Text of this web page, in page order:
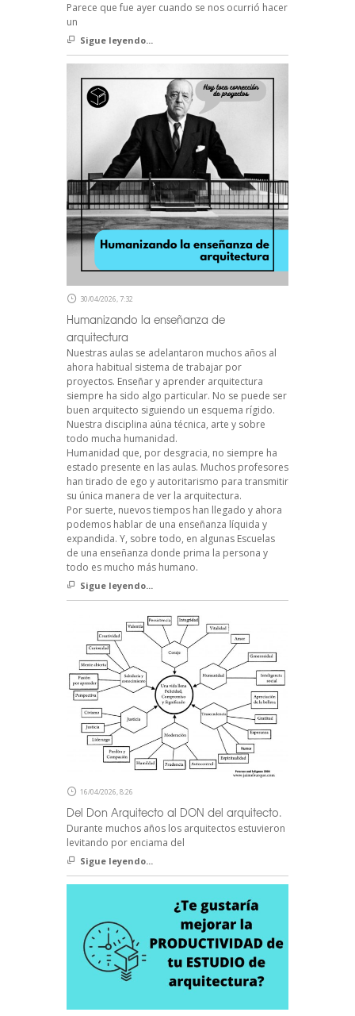
Parece que fue ayer cuando se nos ocurrió hacer
un
Sigue leyendo...
30/04/2026, 7:32
Humanizando la enseñanza de
arquitectura
Nuestras aulas se adelantaron muchos años al
ahora habitual sistema de trabajar por
proyectos. Enseñar y aprender arquitectura
siempre ha sido algo particular. No se puede ser
buen arquitecto siguiendo un esquema rígido.
Nuestra disciplina aúna técnica, arte y sobre
todo mucha humanidad.
Humanidad que, por desgracia, no siempre ha
estado presente en las aulas. Muchos profesores
han tirado de ego y autoritarismo para transmitir
su única manera de ver la arquitectura.
Por suerte, nuevos tiempos han llegado y ahora
podemos hablar de una enseñanza líquida y
expandida. Y, sobre todo, en algunas Escuelas
de una enseñanza donde prima la persona y
todo es mucho más humano.
Sigue leyendo...
16/04/2026, 8:26
Del Don Arquitecto al DON del arquitecto.
Durante muchos años los arquitectos estuvieron
levitando por enciama del
Sigue leyendo...